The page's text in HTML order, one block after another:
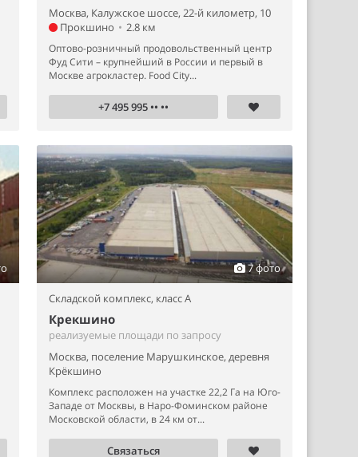
Москва, Калужское шоссе, 22-й километр, 10
Прокшино • 2.8 км
Оптово-розничный продовольственный центр
Фуд Сити – крупнейший в России и первый в
Москве агрокластер. Food City...
+7 495 995 •• ••
7 фото
Складской комплекс, класс A
Крекшино
реализуемые площади по запросу
Москва, поселение Марушкинское, деревня
Крёкшино
Комплекс расположен на участке 22,2 Га на Юго-
Западе от Москвы, в Наро-Фоминском районе
Московской области, в 24 км от...
Связаться